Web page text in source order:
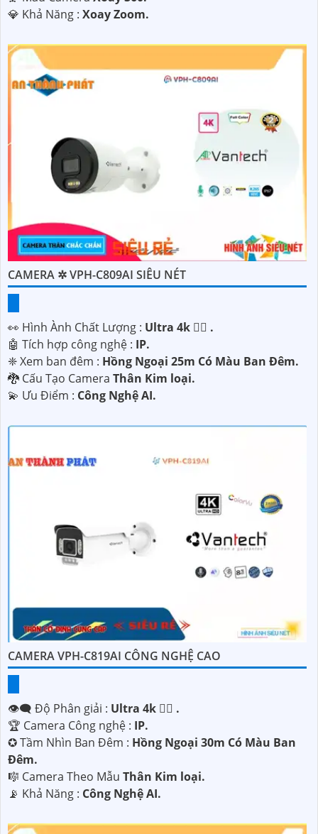
️💎 Khả Năng : Xoay Zoom.
CAMERA ✲ VPH-C809AI SIÊU NÉT
️👀 Hình Ành Chất Lượng : Ultra 4k 👍🏾 .
🤖️ Tích hợp công nghệ : IP.
❈ Xem ban đêm : Hồng Ngoại 25m Có Màu Ban Ðêm.
🐉️ Cấu Tạo Camera Thân Kim loại.
️💫 Ưu Điểm : Công Nghệ AI.
CAMERA VPH-C819AI CÔNG NGHỆ CAO
👁️‍🗨 Độ Phân giải : Ultra 4k 👍🏾 .
🏆 Camera Công nghệ : IP.
✪ Tầm Nhìn Ban Đêm : Hồng Ngoại 30m Có Màu Ban
Ðêm.
🎼️ Camera Theo Mẫu Thân Kim loại.
️📡 Khả Năng : Công Nghệ AI.